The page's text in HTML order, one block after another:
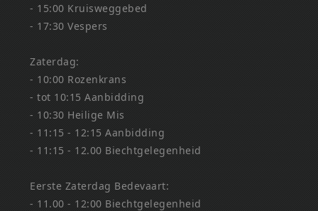
- 15:00 Kruisweggebed
- 17:30 Vespers
Zaterdag:
- 10:00 Rozenkrans
- tot 10:15 Aanbidding
- 10:30 Heilige Mis
- 11:15 - 12:15 Aanbidding
- 11:15 - 12.00 Biechtgelegenheid
Eerste Zaterdag Bedevaart:
- 11.00 - 12:00 Biechtgelegenheid